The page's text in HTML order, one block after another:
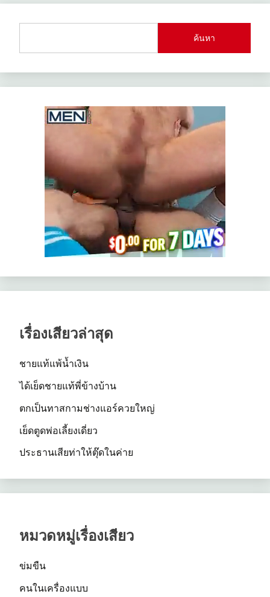
ค้นหา
เรื่องเสียวล่าสุด
ชายแท้แพ้น้ำเงิน
ได้เย็ดชายแท้พี่ข้างบ้าน
ตกเป็นทาสกามช่างแอร์ควยใหญ่
เย็ดตูดพ่อเลี้ยงเดี่ยว
ประธานเสียท่าให้ตุ๊ดในค่าย
หมวดหมู่เรื่องเสียว
ข่มขืน
คนในเครื่องแบบ